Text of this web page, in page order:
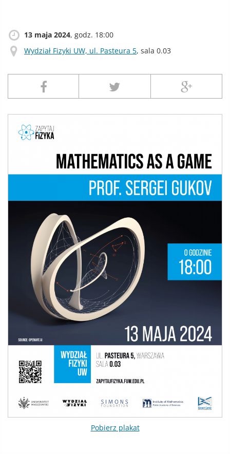
13 maja 2024, godz. 18:00
Wydział Fizyki UW, ul. Pasteura 5, sala 0.03
Pobierz plakat